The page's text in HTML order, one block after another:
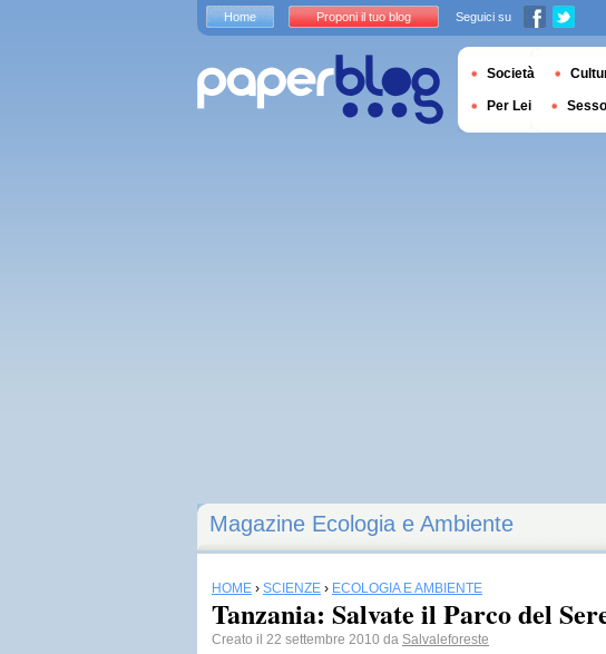
Magazine Ecologia e Ambiente
HOME › SCIENZE › ECOLOGIA E AMBIENTE
Tanzania: Salvate il Parco del
Creato il 22 settembre 2010 da Salvaleforeste
Home Proponi il tuo blog Seguici su
Società
Per Lei Sesso